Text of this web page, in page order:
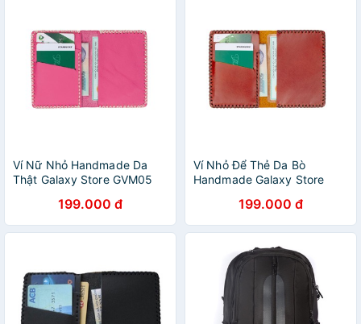
Ví Nữ Nhỏ Handmade Da
Thật Galaxy Store GVM05
199.000 đ
Ví Nhỏ Để Thẻ Da Bò
Handmade Galaxy Store
199.000 đ